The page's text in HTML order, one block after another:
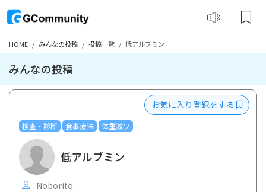
HOME みんなの投稿 投稿一覧 低アルブミン
みんなの投稿
検査・診断 食事療法 体重減少
お気に入り登録をする
低アルブミン
Noborito